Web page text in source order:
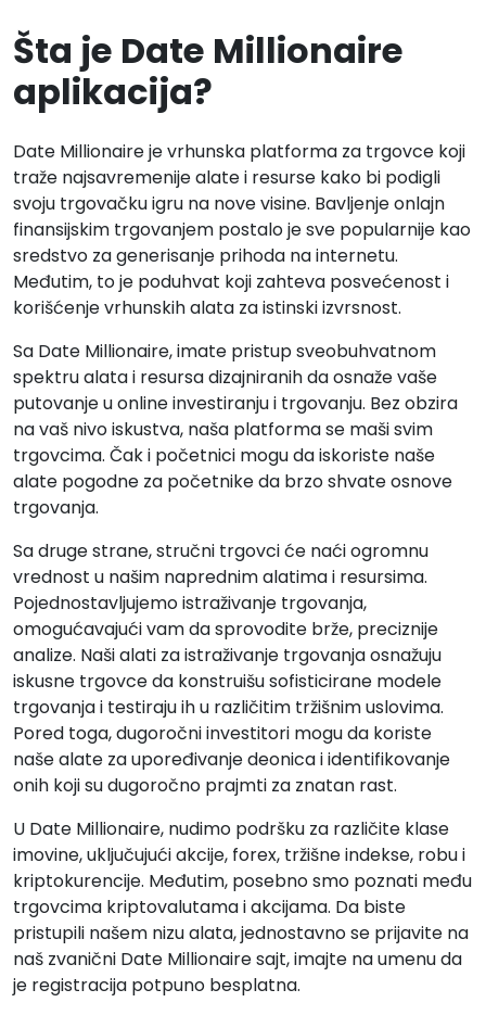
Šta je Date Millionaire
aplikacija?
Date Millionaire je vrhunska platforma za trgovce koji
traže najsavremenije alate i resurse kako bi podigli
svoju trgovačku igru na nove visine. Bavljenje onlajn
finansijskim trgovanjem postalo je sve popularnije kao
sredstvo za generisanje prihoda na internetu.
Međutim, to je poduhvat koji zahteva posvećenost i
korišćenje vrhunskih alata za istinski izvrsnost.
Sa Date Millionaire, imate pristup sveobuhvatnom
spektru alata i resursa dizajniranih da osnaže vaše
putovanje u online investiranju i trgovanju. Bez obzira
na vaš nivo iskustva, naša platforma se maši svim
trgovcima. Čak i početnici mogu da iskoriste naše
alate pogodne za početnike da brzo shvate osnove
trgovanja.
Sa druge strane, stručni trgovci će naći ogromnu
vrednost u našim naprednim alatima i resursima.
Pojednostavljujemo istraživanje trgovanja,
omogućavajući vam da sprovodite brže, preciznije
analize. Naši alati za istraživanje trgovanja osnažuju
iskusne trgovce da konstruišu sofisticirane modele
trgovanja i testiraju ih u različitim tržišnim uslovima.
Pored toga, dugoročni investitori mogu da koriste
naše alate za upoređivanje deonica i identifikovanje
onih koji su dugoročno prajmti za znatan rast.
U Date Millionaire, nudimo podršku za različite klase
imovine, uključujući akcije, forex, tržišne indekse, robu i
kriptokurencije. Međutim, posebno smo poznati među
trgovcima kriptovalutama i akcijama. Da biste
pristupili našem nizu alata, jednostavno se prijavite na
naš zvanični Date Millionaire sajt, imajte na umenu da
je registracija potpuno besplatna.